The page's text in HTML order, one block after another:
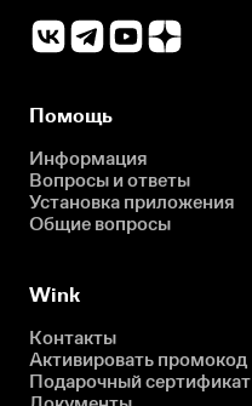
Помощь
Информация
Вопросы и ответы
Установка приложения
Общие вопросы
Wink
Контакты
Активировать промокод
Подарочный сертификат